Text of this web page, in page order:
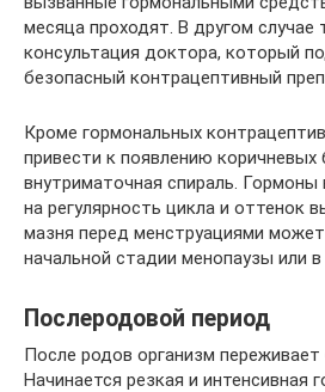
месяца проходят. В другом случае
консультация доктора, который
безопасный контрацептивный
Кроме гормональных
привести к появлению
внутриматочная спираль.
на регулярность цикла и оттенок
мазня перед менструациями
начальной стадии менопаузы или в
Послеродовой период
После родов организм переживает
Начинается резкая и интенсивная